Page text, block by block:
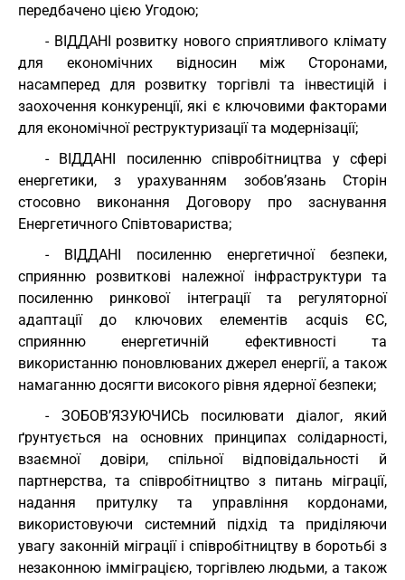
передбачено цією Угодою;
- ВІДДАНІ розвитку нового сприятливого клімату
для економічних відносин між Сторонами,
насамперед для розвитку торгівлі та інвестицій і
заохочення конкуренції, які є ключовими факторами
для економічної реструктуризації та модернізації;
- ВІДДАНІ посиленню співробітництва у сфері
енергетики, з урахуванням зобов’язань Сторін
стосовно виконання Договору про заснування
Енергетичного Співтовариства;
- ВІДДАНІ посиленню енергетичної безпеки,
сприянню розвиткові належної інфраструктури та
посиленню ринкової інтеграції та регуляторної
адаптації до ключових елементів acquis ЄС,
сприянню енергетичній ефективності та
використанню поновлюваних джерел енергії, а також
намаганню досягти високого рівня ядерної безпеки;
- ЗОБОВ’ЯЗУЮЧИСЬ посилювати діалог, який
ґрунтується на основних принципах солідарності,
взаємної довіри, спільної відповідальності й
партнерства, та співробітництво з питань міграції,
надання притулку та управління кордонами,
використовуючи системний підхід та приділяючи
увагу законній міграції і співробітництву в боротьбі з
незаконною імміграцією, торгівлею людьми, а також